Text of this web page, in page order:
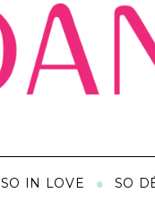
SO IN LOVE SO